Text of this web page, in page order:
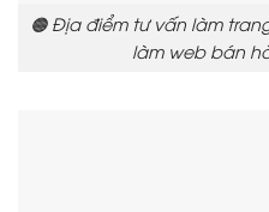
🟠 Địa điểm tư vấn làm
làm web bán